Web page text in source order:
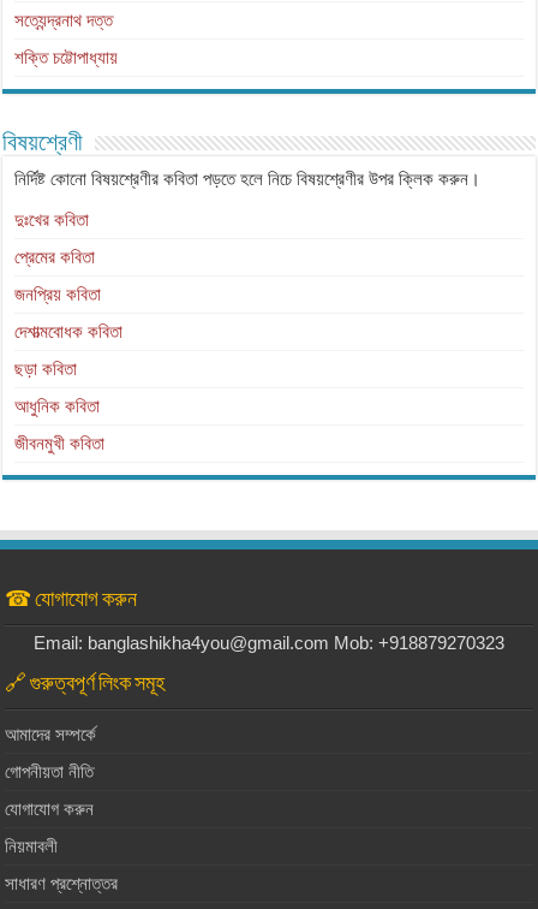
সত্যেন্দ্রনাথ দত্ত
শক্তি চট্টোপাধ্যায়
বিষয়শ্রেণী
নির্দিষ্ট কোনো বিষয়শ্রেণীর কবিতা পড়তে হলে নিচে বিষয়শ্রেণীর উপর ক্লিক করুন।
দুঃখের কবিতা
প্রেমের কবিতা
জনপ্রিয় কবিতা
দেশাত্মবোধক কবিতা
ছড়া কবিতা
আধুনিক কবিতা
জীবনমুখী কবিতা
☎ যোগাযোগ করুন
Email: banglashikha4you@gmail.com Mob: +918879270323
🔗 গুরুত্বপূর্ণ লিংক সমূহ
আমাদের সম্পর্কে
গোপনীয়তা নীতি
যোগাযোগ করুন
নিয়মাবলী
সাধারণ প্রশ্নোত্তর